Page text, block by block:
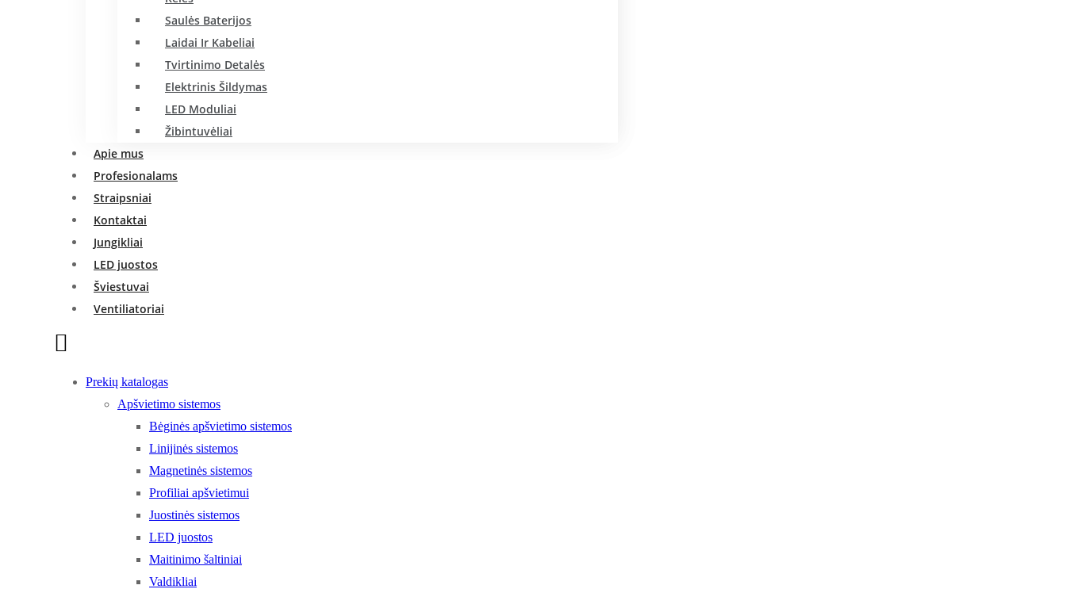
Saulės Baterijos
Laidai Ir Kabeliai
Tvirtinimo Detalės
Elektrinis Šildymas
LED Moduliai
Žibintuvėliai
Apie mus
Profesionalams
Straipsniai
Kontaktai
Jungikliai
LED juostos
Šviestuvai
Ventiliatoriai
Prekių katalogas
Apšvietimo sistemos
Bėginės apšvietimo sistemos
Linijinės sistemos
Magnetinės sistemos
Profiliai apšvietimui
Juostinės sistemos
LED juostos
Maitinimo šaltiniai
Valdikliai